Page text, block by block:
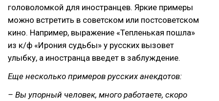
головоломкой для иностранцев. Яркие примеры
можно встретить в советском или постсоветском
кино. Например, выражение «Тепленькая пошла»
из к/ф «Ирония судьбы» у русских вызовет
улыбку, а иностранца введет в заблуждение.
Еще несколько примеров русских анекдотов:
– Вы упорный человек, много работаете, скоро